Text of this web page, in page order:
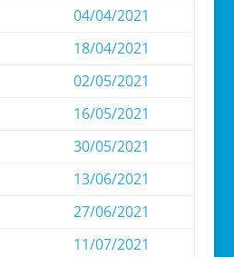
04/04/2021
18/04/2021
02/05/2021
16/05/2021
30/05/2021
13/06/2021
27/06/2021
11/07/2021